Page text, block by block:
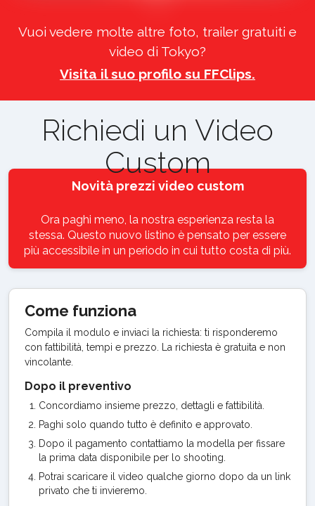
Vuoi vedere molte altre foto, trailer gratuiti e
video di Tokyo?
Visita il suo profilo su FFClips.
Richiedi un Video
Custom
Novità prezzi video custom
Ora paghi meno, la nostra esperienza resta la
stessa. Questo nuovo listino è pensato per essere
più accessibile in un periodo in cui tutto costa di più.
Come funziona
Compila il modulo e inviaci la richiesta: ti risponderemo
con fattibilità, tempi e prezzo. La richiesta è gratuita e non
vincolante.
Dopo il preventivo
Concordiamo insieme prezzo, dettagli e fattibilità.
Paghi solo quando tutto è definito e approvato.
Dopo il pagamento contattiamo la modella per fissare
la prima data disponibile per lo shooting.
Potrai scaricare il video qualche giorno dopo da un link
privato che ti invieremo.